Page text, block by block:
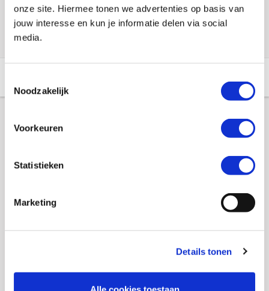
onze site. Hiermee tonen we advertenties op basis van
jouw interesse en kun je informatie delen via social
media.
Noodzakelijk
Voorkeuren
Statistieken
Marketing
Details tonen
Check de voorraad eenvoudig en snel online
Aanvullende informatie
Merk
Muc-Off Antibacteriele hand spray, Pink trigger
750ml
Offline Sales